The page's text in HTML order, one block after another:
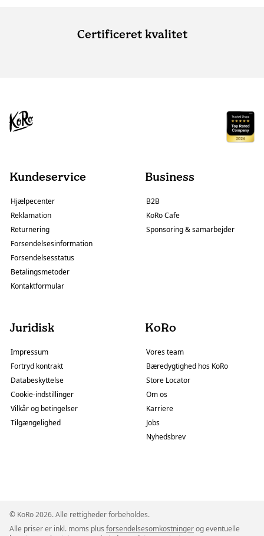
Certificeret kvalitet
Kundeservice
Hjælpecenter
Reklamation
Returnering
Forsendelsesinformation
Forsendelsesstatus
Betalingsmetoder
Kontaktformular
Business
B2B
KoRo Cafe
Sponsoring & samarbejder
Juridisk
Impressum
Fortryd kontrakt
Databeskyttelse
Cookie-indstillinger
Vilkår og betingelser
Tilgængelighed
KoRo
Vores team
Bæredygtighed hos KoRo
Store Locator
Om os
Karriere
Jobs
Nyhedsbrev
© KoRo 2026. Alle rettigheder forbeholdes.
Alle priser er inkl. moms plus forsendelsesomkostningerog eventuelle